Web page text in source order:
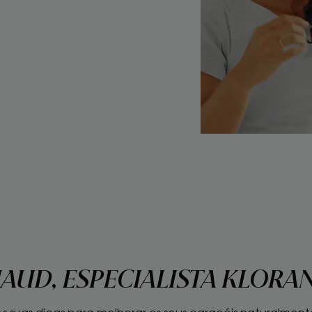
ESPECIALISTA